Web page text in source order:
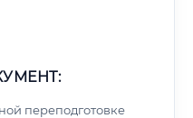
переподготовке